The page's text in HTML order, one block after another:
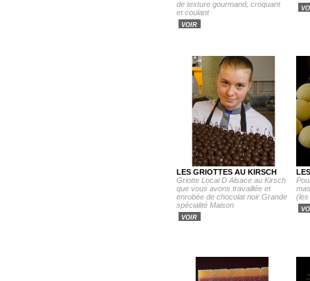
de texture gourmand, croquant
et coulant
VOIR
LES GRIOTTES AU KIRSCH
Griotte Local D Alsace au Kirsch
que vous avons travaillée et
enrobée de chocolat noir Grande
spécialité Maison
VOIR